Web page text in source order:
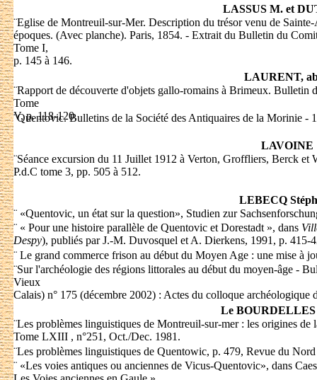
LASSUS M. et
¨Eglise de Montreuil-sur-Mer. Description du trésor venu de
époques. (Avec planche). Paris, 1854. - Extrait du Bulletin du
Tome I,
p. 145 à 146.
LAURENT,
¨Rapport de découverte d'objets gallo-romains à Brimeux. Bulletin
Tome
V, p. 118-120.
¨Quentovic. Bulletins de la Société des Antiquaires de la Morinie -
LAVOINE
¨Séance excursion du 11 Juillet 1912 à Verton, Groffliers, Berck
P.d.C tome 3, pp. 505 à 512.
LEBECQ
¨ «Quentovic, un état sur la question», Studien zur
¨ « Pour une histoire parallèle de Quentovic et Dorestadt », dans
Despy), publiés par J.-M. Duvosquel et A. Dierkens, 1991, p. 415-
¨ Le grand commerce frison au début du Moyen Age : une mise à
¨Sur l'archéologie des régions littorales au début du moyen-âge -
Vieux
Calais) n° 175 (décembre 2002) : Actes du colloque
Le
¨Les problèmes linguistiques de Montreuil-sur-mer : les origines de
Tome LXIII , n°251, Oct./Dec. 1981.
¨Les problèmes linguistiques de Quentowic, p. 479, Revue du
¨ «Les voies antiques ou anciennes de Vicus-Quentovic», dans